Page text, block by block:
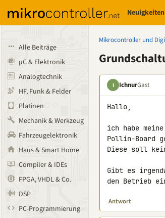
Neuigkeiten
Alle Beiträge
µC & Elektronik
Analogtechnik
HF, Funk & Felder
Platinen
Mechanik & Werkzeug
Fahrzeugelektronik
Haus & Smart Home
Compiler & IDEs
FPGA, VHDL & Co.
DSP
PC-Programmierung
Mikrocontroller und
I IchnurGast
Hallo,
ich habe
Pollin-Board
Diese soll
Gibt es
den Betrieb
Antwort